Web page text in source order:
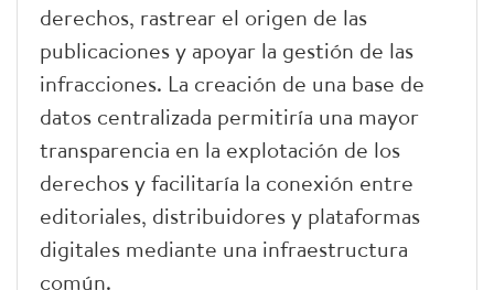
derechos, rastrear el origen de las
publicaciones y apoyar la gestión de las
infracciones. La creación de una base de
datos centralizada permitiría una mayor
transparencia en la explotación de los
derechos y facilitaría la conexión entre
editoriales, distribuidores y plataformas
digitales mediante una infraestructura
común.